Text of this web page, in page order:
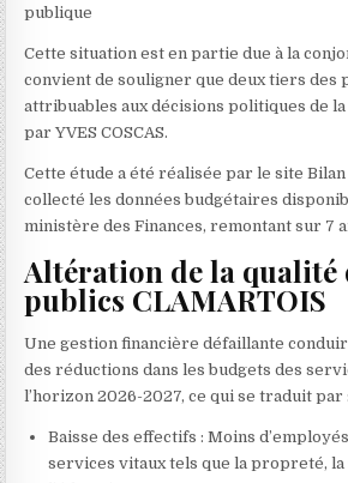
publique
Cette situation est en partie due à la
convient de souligner que deux tiers des
attribuables aux décisions politiques de
par YVES COSCAS.
Cette étude a été réalisée par le site Bilan
collecté les données budgétaires
ministère des Finances, remontant sur 7
Altération de la qualité
publics CLAMARTOIS
Une gestion financière défaillante
des réductions dans les budgets des
l’horizon 2026-2027, ce qui se traduit par :
Baisse des effectifs : Moins
services vitaux tels que la propreté,